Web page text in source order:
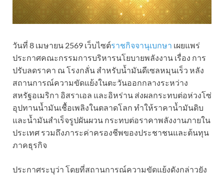
วันที่ 8 เมษายน 2569 เว็บไซต์ราชกิจจานุเบกษา เผยแพร่
ประกาศคณะกรรมการบริหารนโยบายพลังงาน เรื่อง การ
ปรับลดราคา ณ โรงกลั่น สำหรับน้ำมันดีเซลหมุนเร็ว หลัง
สถานการณ์ความขัดแย้งในตะวันออกกลางระหว่าง
สหรัฐอเมริกา อิสราเอล และอิหร่าน ส่งผลกระทบต่อห่วงโซ่
อุปทานน้ำมันเชื้อเพลิงในตลาดโลก ทำให้ราคาน้ำมันดิบ
และน้ำมันสำเร็จรูปผันผวน กระทบต่อราคาพลังงานภายใน
ประเทศ รวมถึงภาระค่าครองชีพของประชาชนและต้นทุน
ภาคธุรกิจ
ประกาศระบุว่า โดยที่สถานการณ์ความขัดแย้งดังกล่าวยัง